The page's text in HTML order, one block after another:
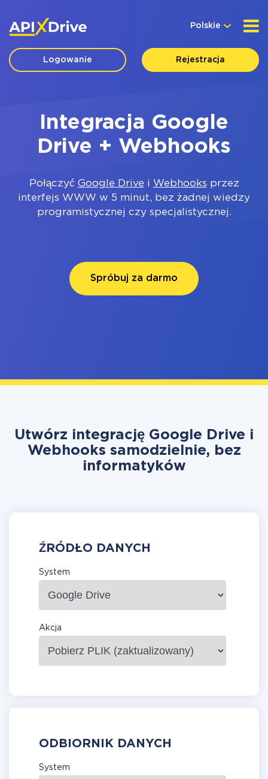
Polskie
Logowanie Rejestracja
Integracja Google
Drive + Webhooks
Połączyć Google Drive i Webhooks przez
interfejs WWW w 5 minut, bez żadnej wiedzy
programistycznej czy specjalistycznej.
Spróbuj za darmo
Utwórz integrację Google Drive i
Webhooks samodzielnie, bez
informatyków
ŹRÓDŁO DANYCH
System
Akcja
ODBIORNIK DANYCH
System